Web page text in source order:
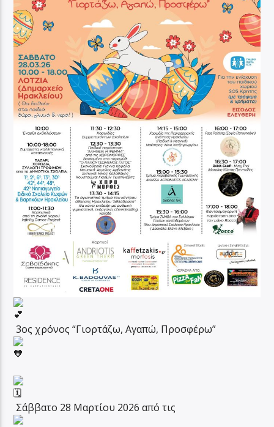
3ος χρόνος “Γιορτάζω, Αγαπώ, Προσφέρω”
Σάββατο 28 Μαρτίου 2026 από τις